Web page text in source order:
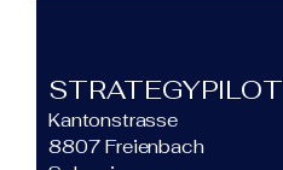
STRATEGYPILOT
Kantonstrasse
8807 Freienbach